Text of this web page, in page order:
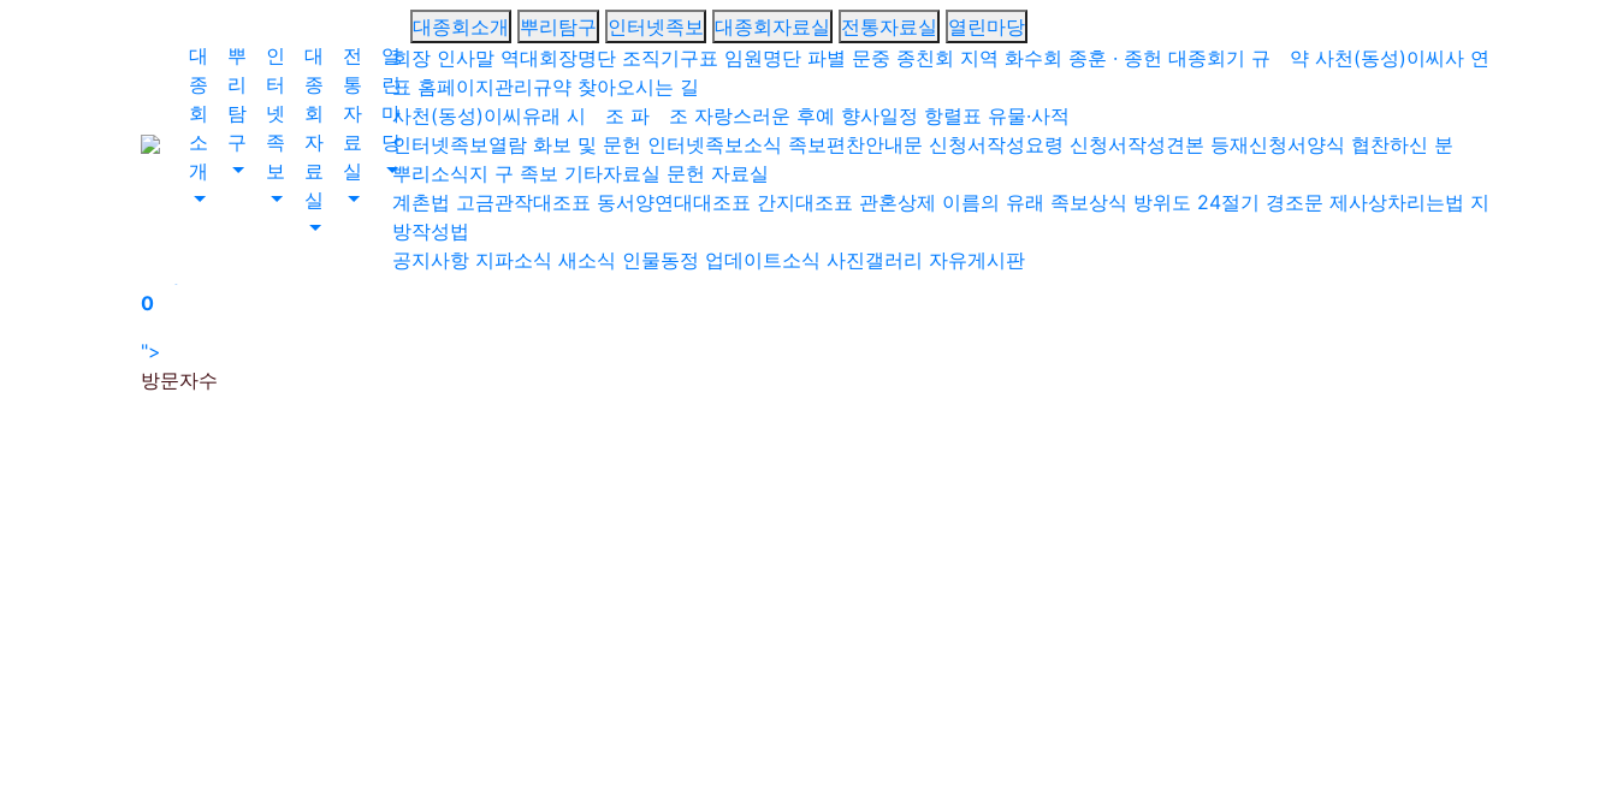
로그인
어제
0
">
방문자수
대
종
회
소
개
뿌
리
탐
구
인
터
넷
족
보
대
종
회
자
료
실
전
통
자
료
실
열
린
마
당
대종회소개 뿌리탐구 인터넷족보 대종회자료실 전통자료실 열린마당
회장 인사말 역대회장명단 조직기구표 임원명단 파별 문중 종친회 지역 화수회 종훈 · 종헌 대종회기 규 약 사천(동성)이씨사 연
표 홈페이지관리규약 찾아오시는 길
사천(동성)이씨유래 시 조 파 조 자랑스러운 후예 향사일정 항렬표 유물·사적
인터넷족보열람 화보 및 문헌 인터넷족보소식 족보편찬안내문 신청서작성요령 신청서작성견본 등재신청서양식 협찬하신 분
뿌리소식지 구 족보 기타자료실 문헌 자료실
계촌법 고금관작대조표 동서양연대대조표 간지대조표 관혼상제 이름의 유래 족보상식 방위도 24절기 경조문 제사상차리는법 지
방작성법
공지사항 지파소식 새소식 인물동정 업데이트소식 사진갤러리 자유게시판